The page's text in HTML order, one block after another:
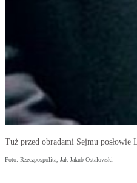
Tuż przed obradami Sejmu posłowie
Foto: Rzeczpospolita, Jak Jakub Ostałowski